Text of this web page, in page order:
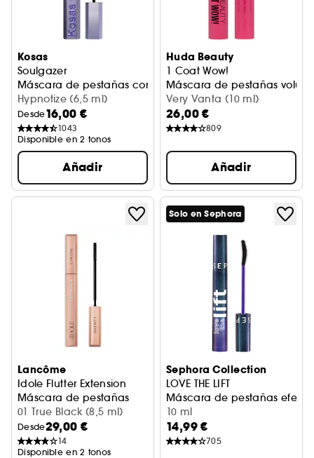
Kosas
Soulgazer
Máscara de pestañas con péptidos alargadora con
Hypnotize (6,5 ml)
Desde16,00 €
1043
Disponible en 2 tonos
Añadir
Huda Beauty
1 Coat Wow!
Máscara de pestañas
Very Vanta (10 ml)
26,00 €
809
Añadir
Lancôme
Idole Flutter Extension
Máscara de pestañas
01 True Black (8,5 ml)
Desde29,00 €
14
Disponible en 2 tonos
Solo en Sephora
Sephora Collection
LOVE THE LIFT
Máscara de pestañas
10 ml
14,99 €
705